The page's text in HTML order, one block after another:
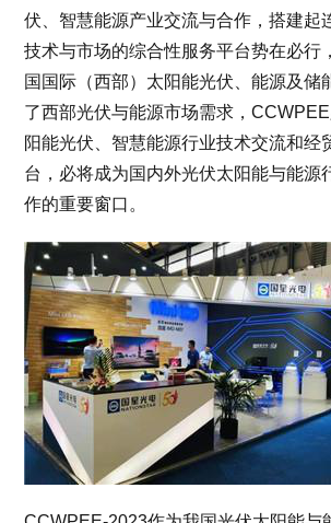
伏、智慧能源产业交流与合作，搭建起
技术与市场的综合性服务平台势在必行
国国际（西部）太阳能光伏、能源及储
了西部光伏与能源市场需求，
阳能光伏、智慧能源行业技术交流和经
台，必将成为国内外光伏太阳能与能源
作的重要窗口。